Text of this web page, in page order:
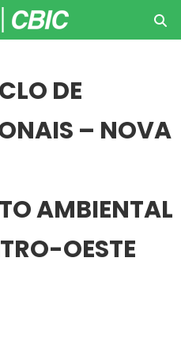
DE
– NOVA
AMBIENTAL
OESTE